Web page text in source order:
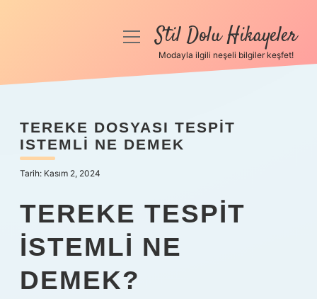
Anasayfa
Yasal Uyarı
Hakkımızda
menüyüStil Dolu Hikayeler
Modayla ilgili neşeli bilgiler keşfet!
TEREKE DOSYASI TESPIT
ISTEMLI NE DEMEK
Tarih: Kasım 2, 2024
TEREKE TESPIT
ISTEMLI NE
DEMEK?